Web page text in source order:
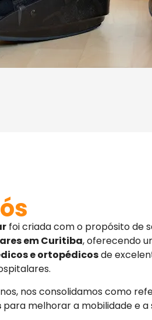
foi criada com o propósito de
em Curitiba, oferecendo
e ortopédicosde
nos consolidamos como
para melhorar a mobilidade e a